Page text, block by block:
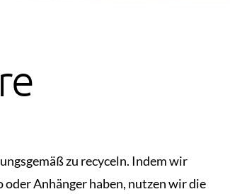
zu recyceln. Indem wir
Anhänger haben, nutzen wir die